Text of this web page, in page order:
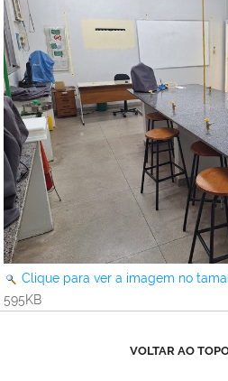
Clique para ver a imagem no
595KB
VOLTAR AO